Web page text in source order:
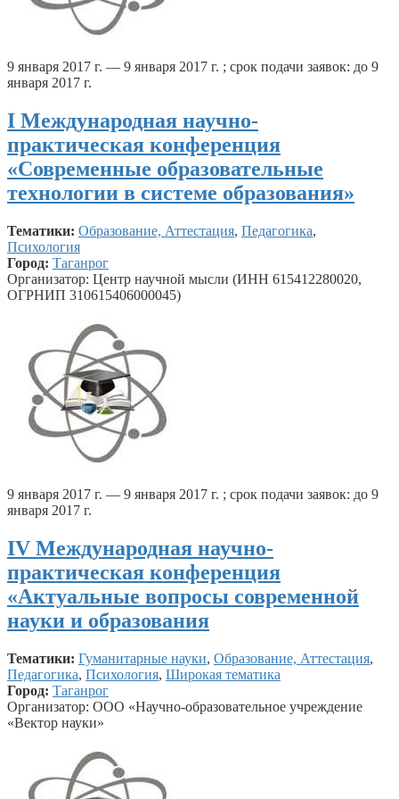
9 января 2017 г. — 9 января 2017 г. ; срок подачи заявок: до 9
января 2017 г.
I Международная научно-
практическая конференция
«Современные образовательные
технологии в системе образования»
Тематики: Образование, Аттестация, Педагогика,
Психология
Город: Таганрог
Организатор: Центр научной мысли (ИНН 615412280020,
ОГРНИП 310615406000045)
9 января 2017 г. — 9 января 2017 г. ; срок подачи заявок: до 9
января 2017 г.
IV Международная научно-
практическая конференция
«Актуальные вопросы современной
науки и образования
Тематики: Гуманитарные науки, Образование, Аттестация,
Педагогика, Психология, Широкая тематика
Город: Таганрог
Организатор: ООО «Научно-образовательное учреждение
«Вектор науки»